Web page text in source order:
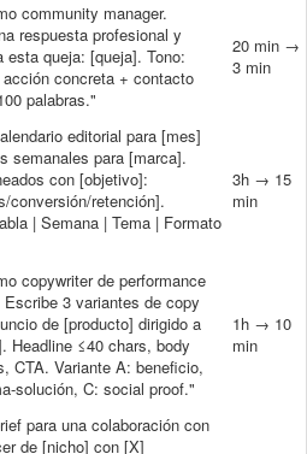
community manager.
respuesta profesional y
esta queja: [queja]. Tono:
concreta + contacto
palabras."
20 min →
3 min
editorial para [mes]
semanales para [marca].
con [objetivo]:
conversión/retención].
| Semana | Tema | Formato
3h → 15
min
copywriter de performance
Escribe 3 variantes de copy
de [producto] dirigido a
Headline ≤40 chars, body
CTA. Variante A: beneficio,
solución, C: social proof."
1h → 10
min
para una colaboración con
de [nicho] con [X]